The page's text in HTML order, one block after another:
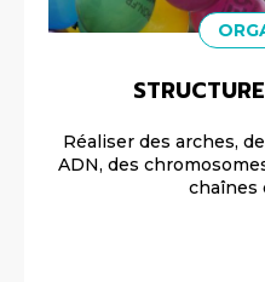
Réaliser des arches,
ADN, des
chaînes